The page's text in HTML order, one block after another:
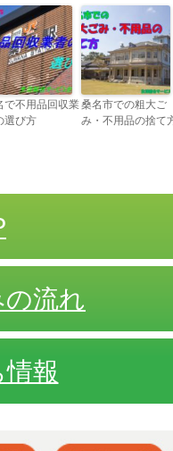
で不用品回収業
選び方
桑名市での粗大ご
み・不用品の捨て
流れ
報